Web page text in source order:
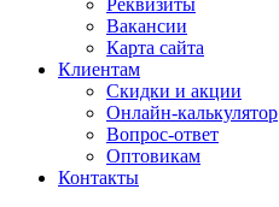
Реквизиты
Вакансии
Карта сайта
Клиентам
Скидки и акции
Онлайн-калькулятор
Вопрос-ответ
Оптовикам
Контакты